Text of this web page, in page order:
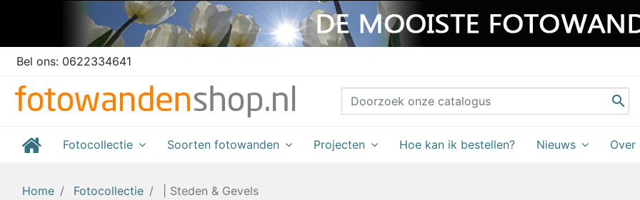
Bel ons: 0622334641

Fotocollectie Soorten fotowanden Projecten Hoe kan ik bestellen? Nieuws Over
Home Fotocollectie | Steden & Gevels